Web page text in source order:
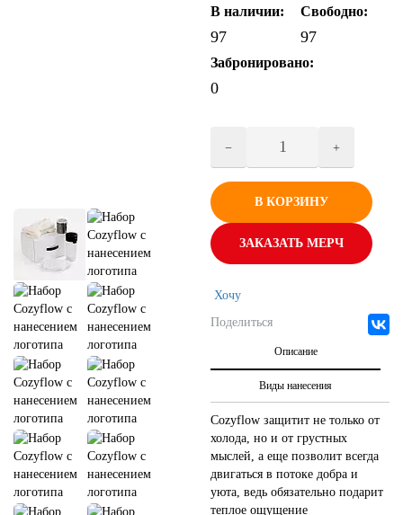
В наличии:
97
Свободно:
97
Забронировано:
0
В КОРЗИНУ
ЗАКАЗАТЬ МЕРЧ
Хочу
Поделиться
Описание
Виды нанесения
Cozyflow защитит не только от
холода, но и от грустных
мыслей, а еще позволит всегда
двигаться в потоке добра и
уюта, ведь обязательно подарит
теплое ощущение